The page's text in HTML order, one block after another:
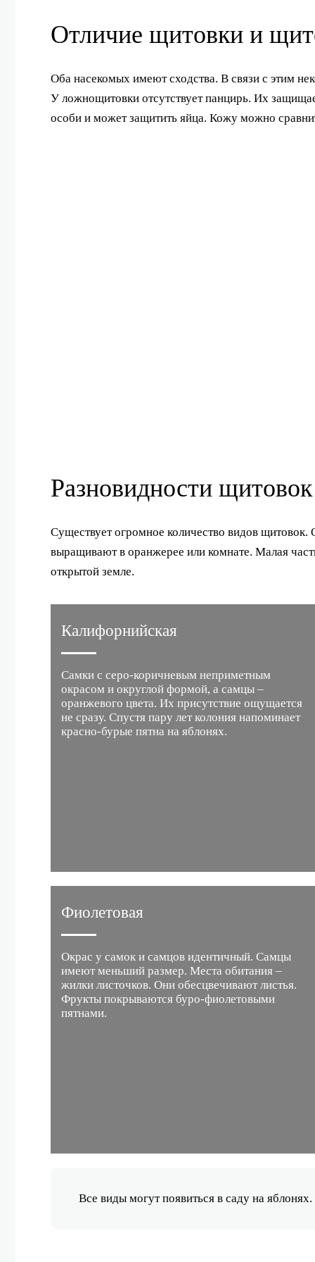
Отличие щитовки и
Оба насекомых имеют сходства. В связи с этим
У ложнощитовки отсутствует панцирь. Их
особи и может защитить яйца. Кожу можно
Разновидности щитовок
Существует огромное количество видов
выращивают в оранжерее или комнате. Малая
открытой земле.
Калифорнийская
Самки с серо-коричневым неприметным
окрасом и округлой формой, а самцы –
оранжевого цвета. Их присутствие ощущается
не сразу. Спустя пару лет колония напоминает
красно-бурые пятна на яблонях.
Фиолетовая
Окрас у самок и самцов идентичный. Самцы
имеют меньший размер. Места обитания –
жилки листочков. Они обесцвечивают листья.
Фрукты покрываются буро-фиолетовыми
пятнами.
Все виды могут появиться в саду на